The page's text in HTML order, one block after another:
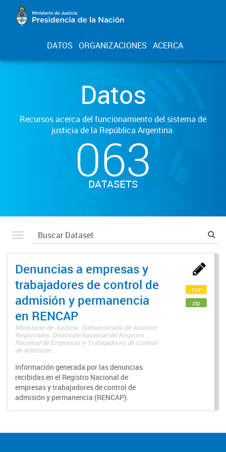
DATOS ORGANIZACIONES ACERCA
Datos
Recursos acerca del funcionamiento del sistema de
justicia de la República Argentina.
063
DATASETS
Denuncias a empresas y
trabajadores de control de
admisión y permanencia
en RENCAP
Ministerio de Justicia. Subsecretaría de Asuntos
Registrales. Dirección Nacional del Registro
Nacional de Empresas y Trabajadores de Control
de Admisión...
Información generada por las denuncias
recibidas en el Registro Nacional de
empresas y trabajadores de control de
admisión y permanencia (RENCAP).
csv
zip